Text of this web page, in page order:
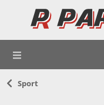
Sport